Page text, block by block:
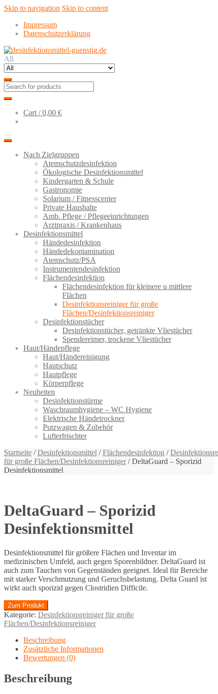
Skip to navigation Skip to content
Impressum
Datenschutzerklärung
All
Cart /0,00 €
Nach Zielgruppen
Atemschutzdesinfektion
Ökologische Desinfektionsmittel
Kindergarten & Schule
Gastronomie
Solarium / Fitnesscenter
Private Haushalte
Amb. Pflege / Pflegeeinrichtungen
Arztpraxis / Krankenhaus
Desinfektionsmittel
Händedesinfektion
Händedekontamination
Atemschutz/PSA
Instrumentendesinfektion
Flächendesinfektion
Flächendesinfektion für kleinere u mittlere
Flächen
Desinfektionsreiniger für große
Flächen/Desinfektionsreiniger
Desinfektionstücher
Desinfektionstücher, getränkte Vliestücher
Spendereimer, trockene Vliestücher
Haut/Händepflege
Haut/Händereinigung
Hautschutz
Hautpflege
Körperpflege
Neuheiten
Desinfektionstürme
Waschraumhygiene – WC Hygiene
Elektrische Händetrockner
Putzwagen & Zubehör
Lufterfrischter
Startseite /Desinfektionsmittel /Flächendesinfektion /
für große Flächen/Desinfektionsreiniger/ DeltaGuard – Sporizid
Desinfektionsmittel
DeltaGuard – Sporizid
Desinfektionsmittel
Desinfektionsmittel für größere Flächen und Inventar im
medizinischen Umfeld, auch gegen Sporenbildner. DeltaGuard ist
auch zum Tauchen von Gegenständen geeignet. Ideal für Bereiche
mit starker Verschmutzung und Geruchsbelastung. Delta Guard ist
wirkt auch sporizid gegen Clostridien Difficile.
Zum Produkt
Kategorie: Desinfektionsreiniger für große
Flächen/Desinfektionsreiniger
Beschreibung
Zusätzliche Informationen
Bewertungen (0)
Beschreibung